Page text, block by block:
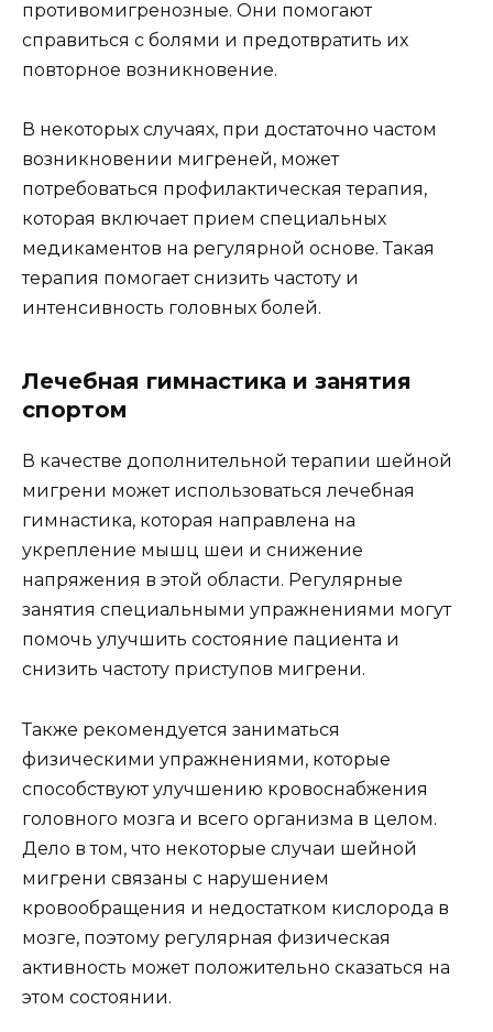
противомигренозные. Они помогают
справиться с болями и предотвратить их
повторное возникновение.
В некоторых случаях, при достаточно частом
возникновении мигреней, может
потребоваться профилактическая терапия,
которая включает прием специальных
медикаментов на регулярной основе. Такая
терапия помогает снизить частоту и
интенсивность головных болей.
Лечебная гимнастика и занятия
спортом
В качестве дополнительной терапии шейной
мигрени может использоваться лечебная
гимнастика, которая направлена на
укрепление мышц шеи и снижение
напряжения в этой области. Регулярные
занятия специальными упражнениями могут
помочь улучшить состояние пациента и
снизить частоту приступов мигрени.
Также рекомендуется заниматься
физическими упражнениями, которые
способствуют улучшению кровоснабжения
головного мозга и всего организма в целом.
Дело в том, что некоторые случаи шейной
мигрени связаны с нарушением
кровообращения и недостатком кислорода в
мозге, поэтому регулярная физическая
активность может положительно сказаться на
этом состоянии.